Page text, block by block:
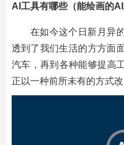
AI工具有哪些（能绘画的AI
在如今这个日新月异
透到了我们生活的方方面
汽车，再到各种能够提高
正以一种前所未有的方式改